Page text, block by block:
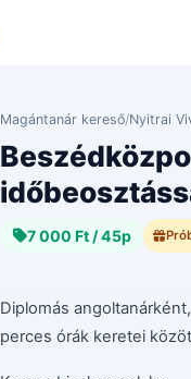
Magántanár kereső/Nyitrai
7 000 Ft / 45p
Diplomás
perces órák keretei